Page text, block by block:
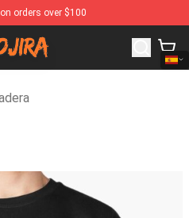
orders over $100
Merchandise Store